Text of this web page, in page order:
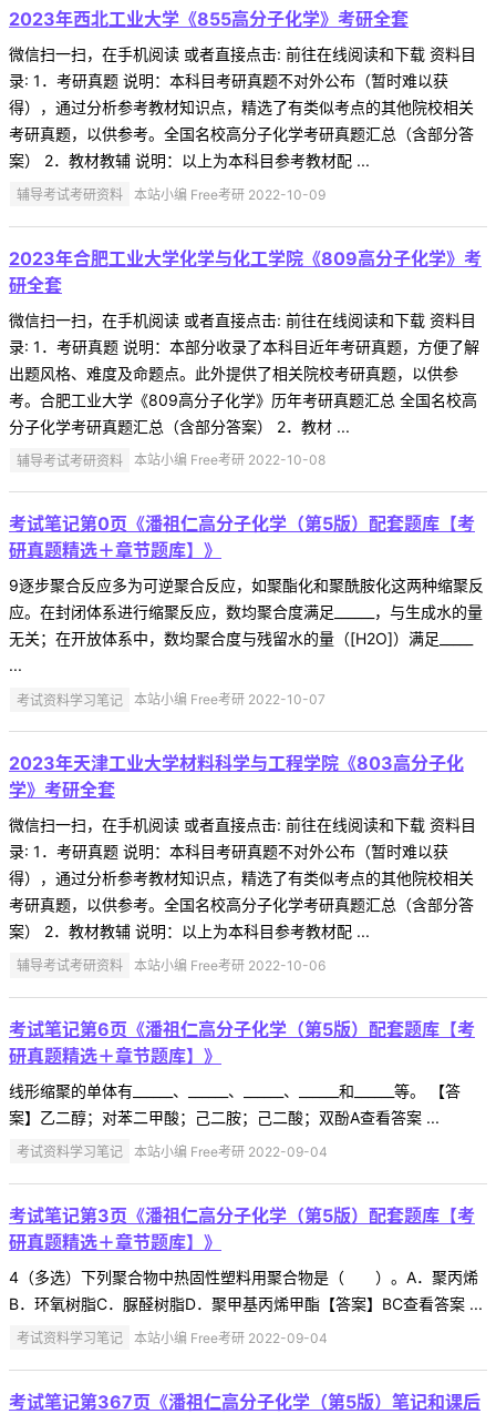
2023年西北工业大学《855高分子化学》考研全套
微信扫一扫，在手机阅读 或者直接点击: 前往在线阅读和下载 资料目
录: 1．考研真题 说明：本科目考研真题不对外公布（暂时难以获
得），通过分析参考教材知识点，精选了有类似考点的其他院校相关
考研真题，以供参考。全国名校高分子化学考研真题汇总（含部分答
案） 2．教材教辅 说明：以上为本科目参考教材配 ...
辅导考试考研资料 本站小编 Free考研 2022-10-09
2023年合肥工业大学化学与化工学院《809高分子化学》考
研全套
微信扫一扫，在手机阅读 或者直接点击: 前往在线阅读和下载 资料目
录: 1．考研真题 说明：本部分收录了本科目近年考研真题，方便了解
出题风格、难度及命题点。此外提供了相关院校考研真题，以供参
考。合肥工业大学《809高分子化学》历年考研真题汇总 全国名校高
分子化学考研真题汇总（含部分答案） 2．教材 ...
辅导考试考研资料 本站小编 Free考研 2022-10-08
考试笔记第0页《潘祖仁高分子化学（第5版）配套题库【考
研真题精选＋章节题库】》
9逐步聚合反应多为可逆聚合反应，如聚酯化和聚酰胺化这两种缩聚反
应。在封闭体系进行缩聚反应，数均聚合度满足______，与生成水的量
无关；在开放体系中，数均聚合度与残留水的量（[H2O]）满足_____
...
考试资料学习笔记 本站小编 Free考研 2022-10-07
2023年天津工业大学材料科学与工程学院《803高分子化
学》考研全套
微信扫一扫，在手机阅读 或者直接点击: 前往在线阅读和下载 资料目
录: 1．考研真题 说明：本科目考研真题不对外公布（暂时难以获
得），通过分析参考教材知识点，精选了有类似考点的其他院校相关
考研真题，以供参考。全国名校高分子化学考研真题汇总（含部分答
案） 2．教材教辅 说明：以上为本科目参考教材配 ...
辅导考试考研资料 本站小编 Free考研 2022-10-06
考试笔记第6页《潘祖仁高分子化学（第5版）配套题库【考
研真题精选＋章节题库】》
线形缩聚的单体有______、______、______、______和______等。 【答
案】乙二醇；对苯二甲酸；己二胺；己二酸；双酚A查看答案 ...
考试资料学习笔记 本站小编 Free考研 2022-09-04
考试笔记第3页《潘祖仁高分子化学（第5版）配套题库【考
研真题精选＋章节题库】》
4（多选）下列聚合物中热固性塑料用聚合物是（ ）。A．聚丙烯
B．环氧树脂C．脲醛树脂D．聚甲基丙烯甲酯【答案】BC查看答案 ...
考试资料学习笔记 本站小编 Free考研 2022-09-04
考试笔记第367页《潘祖仁高分子化学（第5版）笔记和课后